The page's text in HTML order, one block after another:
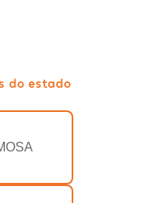
do estado